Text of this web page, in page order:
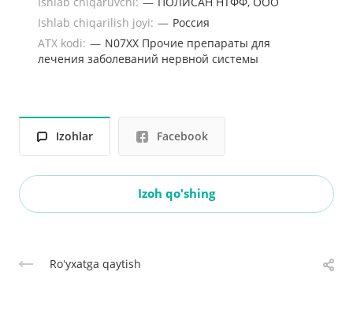
Ishlab chiqarilish joyi: — Россия
ATX kodi: — N07XX Прочие препараты для
лечения заболеваний нервной системы
Izohlar Facebook
Izoh qo'shing
Roʻyxatga qaytish